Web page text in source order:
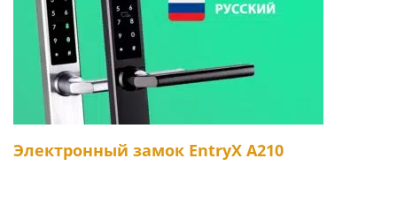
Электронный замок EntryX A210